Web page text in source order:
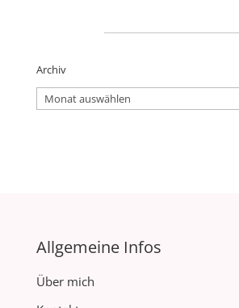
Archiv
Archiv
Allgemeine Infos
Über mich